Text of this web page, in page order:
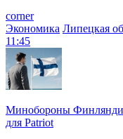
corner
Экономика Липецкая
11:45
Минобороны
для Patriot